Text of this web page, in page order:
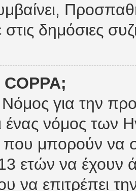
στις δημόσιες
COPPA;
για την
ένας νόμος των
που μπορούν να
ετών να έχουν
να επιτρέπει